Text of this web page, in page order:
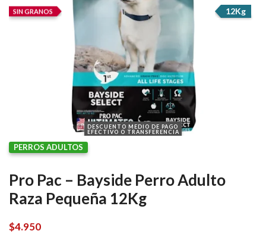
DESCUENTO MEDIO DE PAGO
EFECTIVO O TRANSFERENCIA
12Kg
SIN GRANOS
PERROS ADULTOS
Pro Pac – Bayside Perro Adulto
Raza Pequeña 12Kg
$4.950